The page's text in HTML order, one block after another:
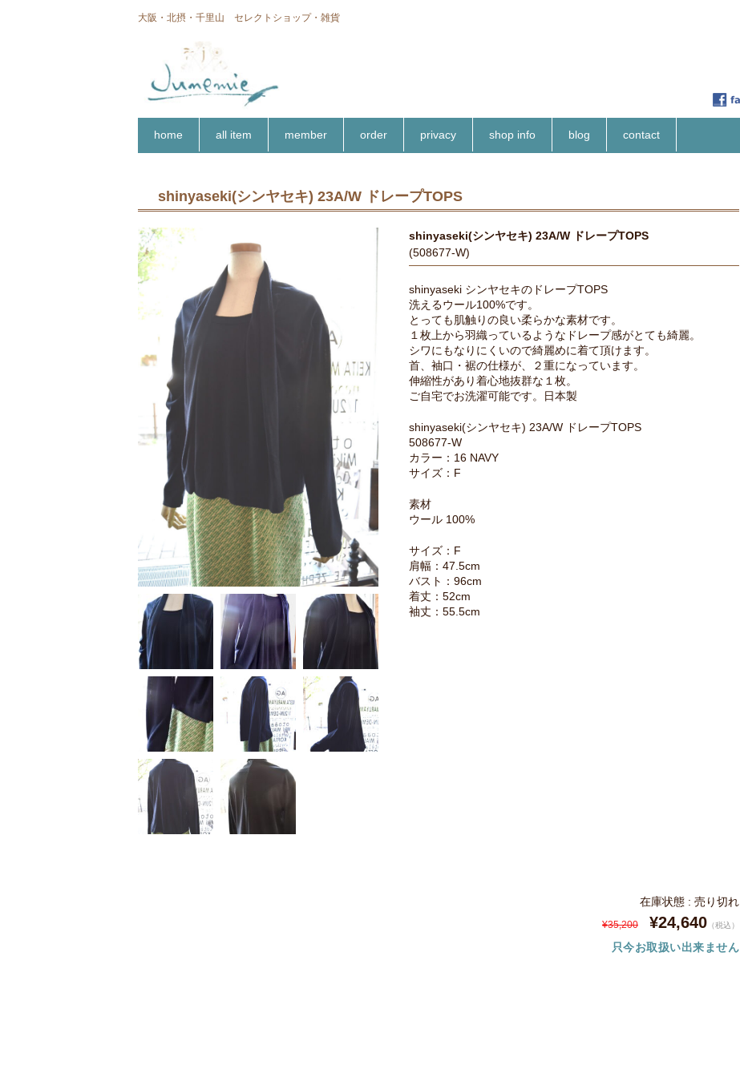
大阪・北摂・千里山 セレクトショップ・雑貨
home all item member order privacy shop info blog contact
shinyaseki(シンヤセキ) 23A/W ドレープTOPS
shinyaseki(シンヤセキ) 23A/W ドレープTOPS
(508677-W)
shinyaseki シンヤセキのドレープTOPS
洗えるウール100%です。
とっても肌触りの良い柔らかな素材です。
１枚上から羽織っているようなドレープ感がとても綺麗。
シワにもなりにくいので綺麗めに着て頂けます。
首、袖口・裾の仕様が、２重になっています。
伸縮性があり着心地抜群な１枚。
ご自宅でお洗濯可能です。日本製
shinyaseki(シンヤセキ) 23A/W ドレープTOPS
508677-W
カラー：16 NAVY
サイズ：F
素材
ウール 100%
サイズ：F
肩幅：47.5cm
バスト：96cm
着丈：52cm
袖丈：55.5cm
在庫状態 : 売り切れ
¥35,200 ¥24,640 （税込）
只今お取扱い出来ません